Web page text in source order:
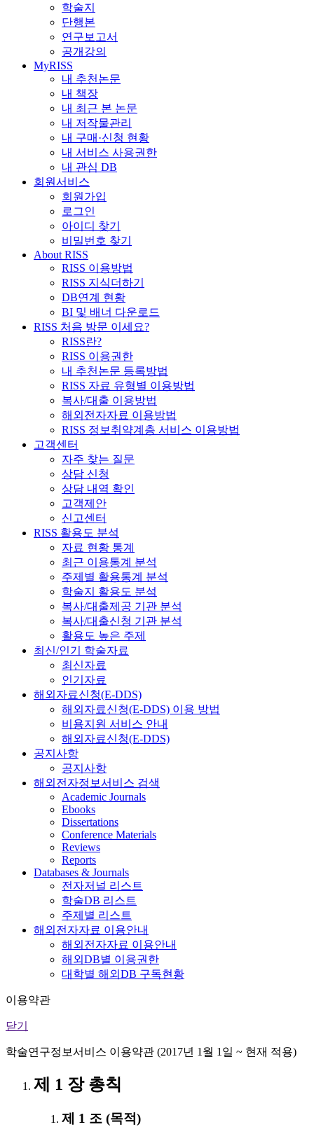
학술지
단행본
연구보고서
공개강의
MyRISS
내 추천논문
내 책장
내 최근 본 논문
내 저작물관리
내 구매·신청 현황
내 서비스 사용권한
내 관심 DB
회원서비스
회원가입
로그인
아이디 찾기
비밀번호 찾기
About RISS
RISS 이용방법
RISS 지식더하기
DB연계 현황
BI 및 배너 다운로드
RISS 처음 방문 이세요?
RISS란?
RISS 이용권한
내 추천논문 등록방법
RISS 자료 유형별 이용방법
복사/대출 이용방법
해외전자자료 이용방법
RISS 정보취약계층 서비스 이용방법
고객센터
자주 찾는 질문
상담 신청
상담 내역 확인
고객제안
신고센터
RISS 활용도 분석
자료 현황 통계
최근 이용통계 분석
주제별 활용통계 분석
학술지 활용도 분석
복사/대출제공 기관 분석
복사/대출신청 기관 분석
활용도 높은 주제
최신/인기 학술자료
최신자료
인기자료
해외자료신청(E-DDS)
해외자료신청(E-DDS) 이용 방법
비용지원 서비스 안내
해외자료신청(E-DDS)
공지사항
공지사항
해외전자정보서비스 검색
Academic Journals
Ebooks
Dissertations
Conference Materials
Reviews
Reports
Databases & Journals
전자저널 리스트
학술DB 리스트
주제별 리스트
해외전자자료 이용안내
해외전자자료 이용안내
해외DB별 이용권한
대학별 해외DB 구독현황
이용약관
닫기
학술연구정보서비스 이용약관 (2017년 1월 1일 ~ 현재 적용)
제 1 장 총칙
제 1 조 (목적)